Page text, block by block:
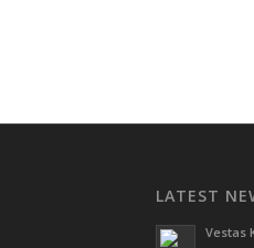
LATEST
Vestas